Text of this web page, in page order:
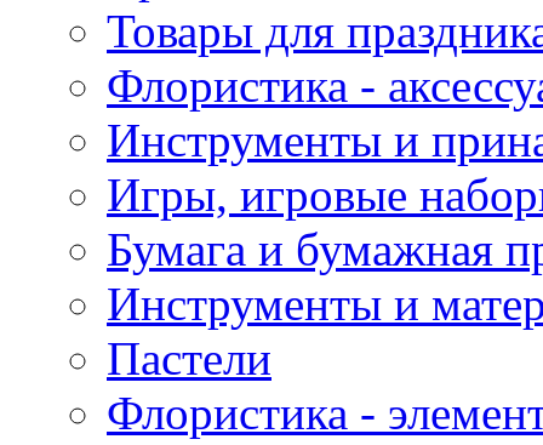
Товары для
Флористика -
Инструменты и
Игры, игровые
Бумага и бумажная
Инструменты и
Пастели
Флористика -